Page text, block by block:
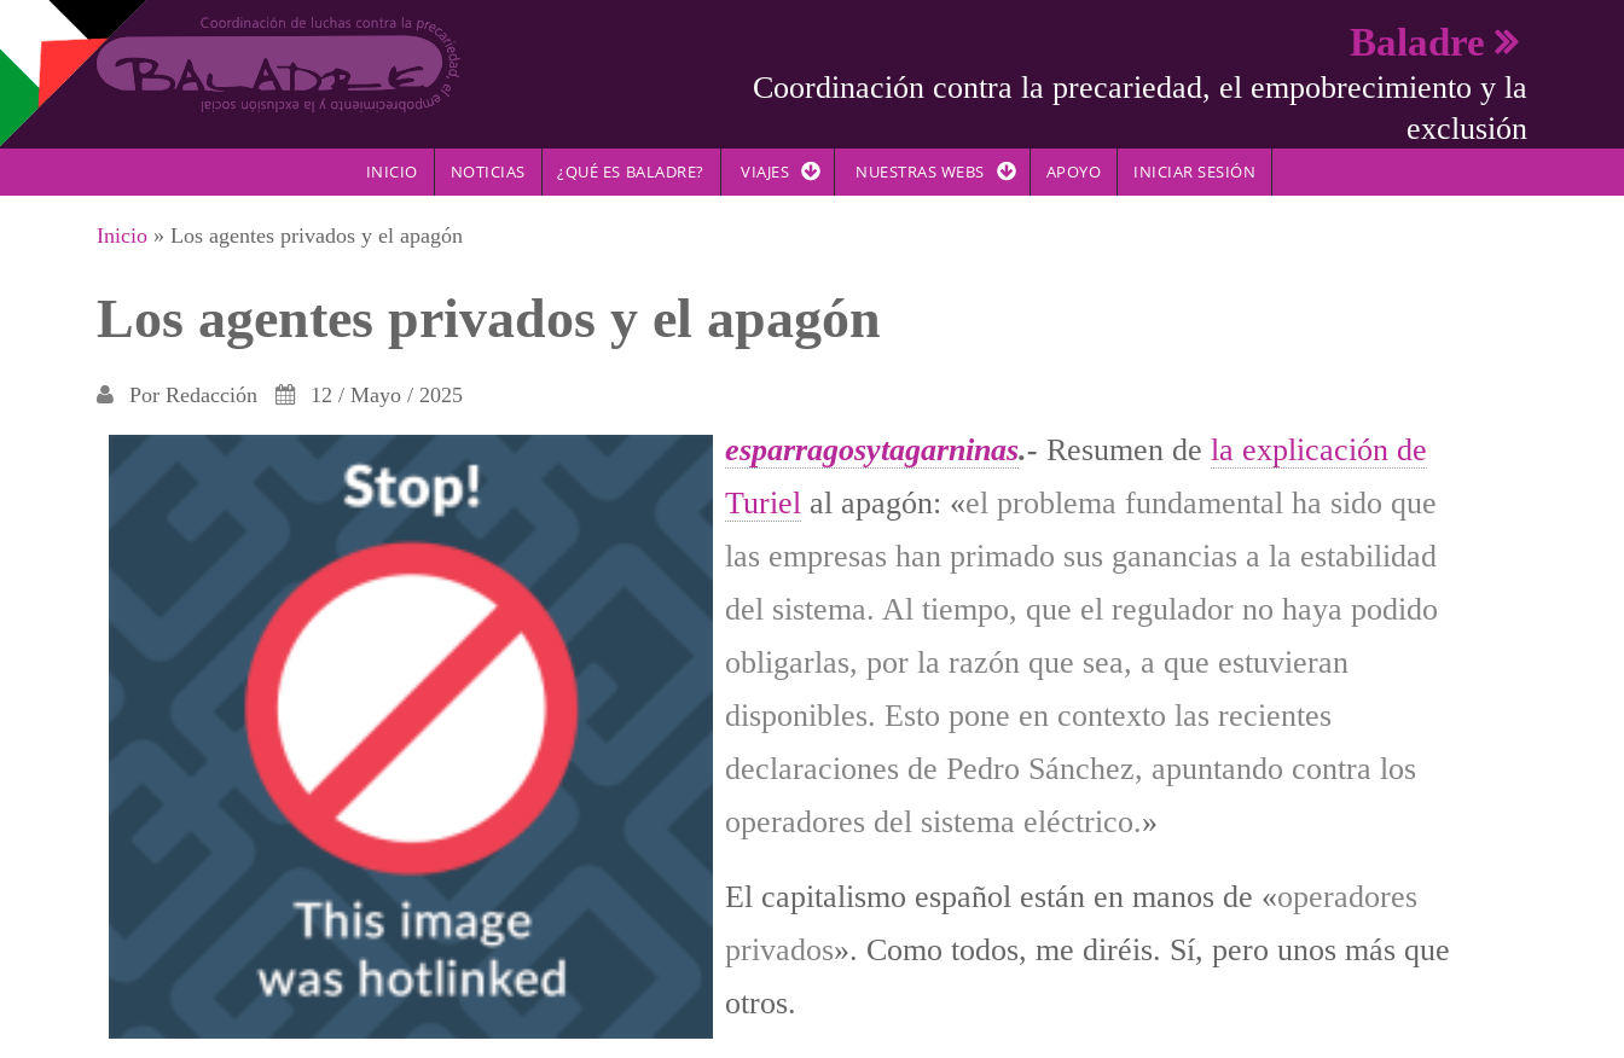
Pasar al contenido principal
Baladre
Coordinación contra la precariedad, el empobrecimiento y la
exclusión
INICIO NOTICIAS ¿QUÉ ES BALADRE? VIAJES NUESTRAS WEBS APOYO INICIAR SESIÓN
Se encuentra usted aquí
Inicio » Los agentes privados y el apagón
Los agentes privados y el apagón
Por Redacción 12 / Mayo / 2025
esparragosytagarninas.- Resumen de la explicación de
Turiel al apagón: «el problema fundamental ha sido que
las empresas han primado sus ganancias a la estabilidad
del sistema. Al tiempo, que el regulador no haya podido
obligarlas, por la razón que sea, a que estuvieran
disponibles. Esto pone en contexto las recientes
declaraciones de Pedro Sánchez, apuntando contra los
operadores del sistema eléctrico.»
El capitalismo español están en manos de «operadores
privados». Como todos, me diréis. Sí, pero unos más que
otros.